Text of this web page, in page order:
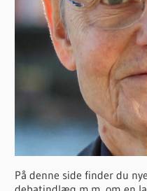
På denne side finder du